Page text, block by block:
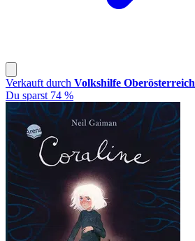
Verkauft durch Volkshilfe Oberösterreich
Du sparst 74 %